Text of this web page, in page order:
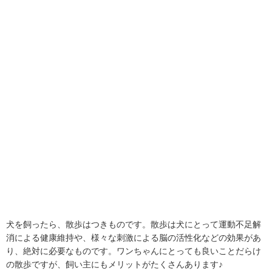
犬を飼ったら、散歩はつきものです。散歩は犬にとって運動不足解
消による健康維持や、様々な刺激による脳の活性化などの効果があ
り、絶対に必要なものです。ワンちゃんにとっても良いことだらけ
の散歩ですが、飼い主にもメリットがたくさんあります♪